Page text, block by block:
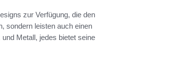
zur Verfügung, die den
sondern leisten auch einen
Metall, jedes bietet seine